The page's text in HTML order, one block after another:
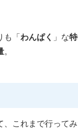
も「わんぱく 」な特
。
、これまで行って